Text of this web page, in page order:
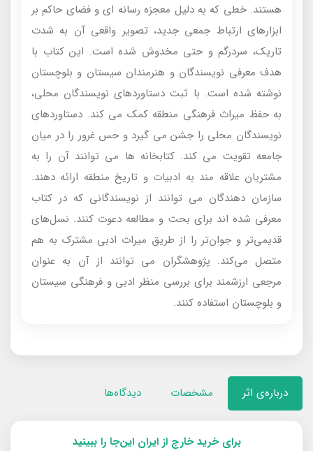
هستند. خطی که به دلیل معجزه رسانه ای و فضای حاکم بر
ابزارهای ارتباط جمعی جدید، تصویر واقعی آن به شدت
تاریک، سردرگم و حتی مخدوش شده است. این کتاب با
هدف معرفی نویسندگان و هنرمندان سیستان و بلوچستان
نوشته شده است. با ثبت دستاوردهای نویسندگان محلی،
به حفظ میراث فرهنگی منطقه کمک می کند. دستاوردهای
نویسندگان محلی را جشن می گیرد و حس غرور را در میان
جامعه تقویت می کند. کتابخانه ها می توانند آن را به
مشتریان علاقه مند به ادبیات و تاریخ منطقه ارائه دهند.
سازمان دهندگان می توانند از نویسندگانی که در کتاب
معرفی شده اند برای بحث و مطالعه دعوت کنند. نسل‌های
قدیمی‌تر و جوان‌تر را از طریق میراث ادبی مشترک به هم
متصل می‌کند. پژوهشگران می توانند از آن به عنوان
مرجعی ارزشمند برای بررسی منظر ادبی و فرهنگی سیستان
و بلوچستان استفاده کنند.
درباره‌ی اثر مشخصات دیدگاه‌ها
برای خرید خارج از ایران این‌جا را ببینید